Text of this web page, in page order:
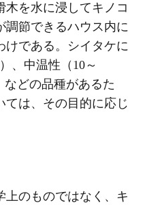
木を水に浸してキノコ
調節できるハウス内に
けである。シイタケに
、中温性（10～
どの品種があるた
ては、その目的に応じ
上のものではなく、キ